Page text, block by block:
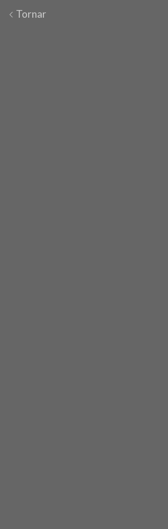
Tornar